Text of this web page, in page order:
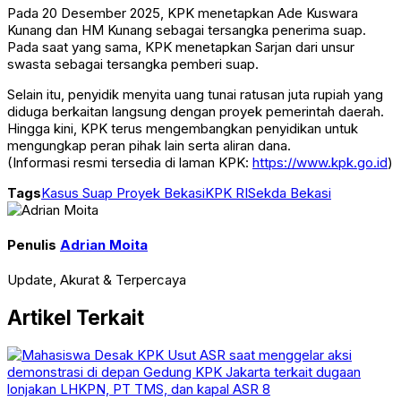
Pada 20 Desember 2025, KPK menetapkan Ade Kuswara
Kunang dan HM Kunang sebagai tersangka penerima suap.
Pada saat yang sama, KPK menetapkan Sarjan dari unsur
swasta sebagai tersangka pemberi suap.
Selain itu, penyidik menyita uang tunai ratusan juta rupiah yang
diduga berkaitan langsung dengan proyek pemerintah daerah.
Hingga kini, KPK terus mengembangkan penyidikan untuk
mengungkap peran pihak lain serta aliran dana.
(Informasi resmi tersedia di laman KPK: https://www.kpk.go.id)
TagsKasus Suap Proyek BekasiKPK RISekda Bekasi
Penulis Adrian Moita
Update, Akurat & Terpercaya
Artikel Terkait